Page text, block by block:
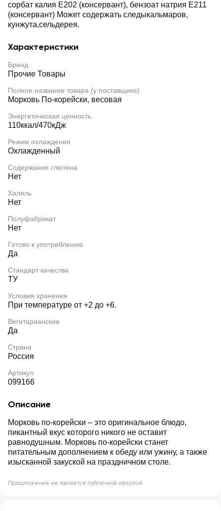
сорбат калия Е202 (консервант), бензоат натрия Е211
(консервант) Может содержать следыкальмаров,
кунжута,сельдерея.
Характеристики
Бренд
Прочие Товары
Полное название товара (у поставщика)
Морковь По-корейски, весовая
Энергетическая ценность
110ккал/470кДж
Режим охлаждения
Охлажденный
Содержание глютена
Нет
Халяль
Нет
Полуфабрикат
Нет
Готово к употреблению
Да
Стандарт качества
ТУ
Условия хранения
При температуре от +2 до +6.
Вегетарианские
Да
Страна
Россия
Артикул
099166
Описание
Морковь по-корейски – это оригинальное блюдо,
пикантный вкус которого никого не оставит
равнодушным. Морковь по-корейски станет
питательным дополнением к обеду или ужину, а также
изысканной закуской на праздничном столе.
Предложение не является публичной офертой